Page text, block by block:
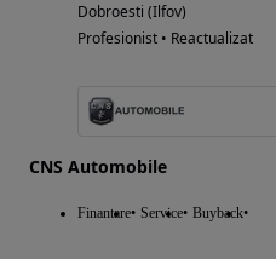
Dobroesti (Ilfov)
Profesionist • Reactualizat
CNS Automobile
Finantare Service Buyback